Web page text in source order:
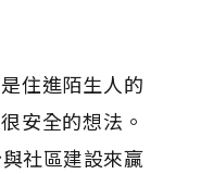
住進陌生人的
安全的想法。
社區建設來贏